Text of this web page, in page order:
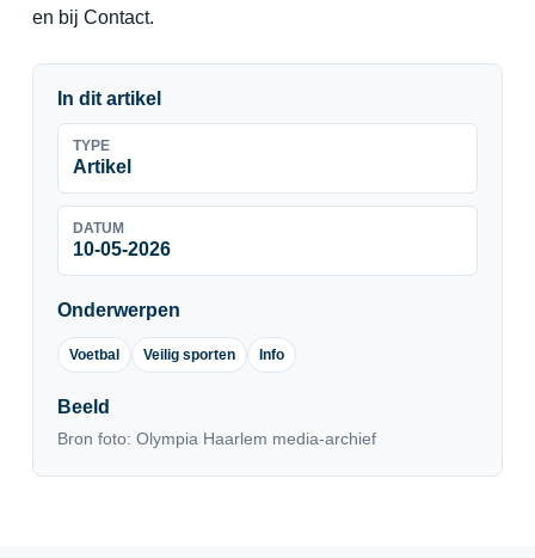
en bij Contact.
In dit artikel
TYPE
Artikel
DATUM
10-05-2026
Onderwerpen
Voetbal Veilig sporten Info
Beeld
Bron foto: Olympia Haarlem media-archief